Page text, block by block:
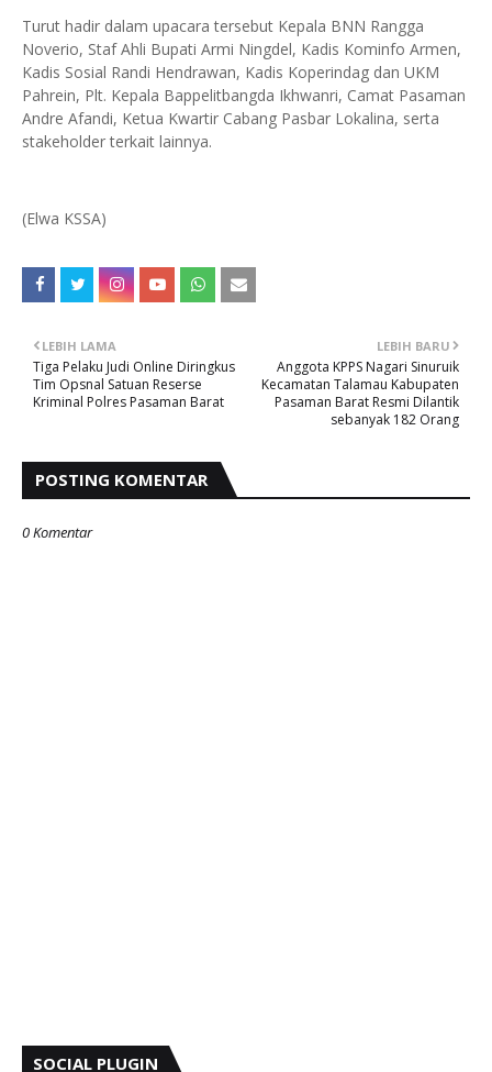
Turut hadir dalam upacara tersebut Kepala BNN Rangga
Noverio, Staf Ahli Bupati Armi Ningdel, Kadis Kominfo Armen,
Kadis Sosial Randi Hendrawan, Kadis Koperindag dan UKM
Pahrein, Plt. Kepala Bappelitbangda Ikhwanri, Camat Pasaman
Andre Afandi, Ketua Kwartir Cabang Pasbar Lokalina, serta
stakeholder terkait lainnya.
(Elwa KSSA)
LEBIH BARU
Anggota KPPS Nagari Sinuruik
Kecamatan Talamau Kabupaten
Pasaman Barat Resmi Dilantik
sebanyak 182 Orang
LEBIH LAMA
Tiga Pelaku Judi Online Diringkus
Tim Opsnal Satuan Reserse
Kriminal Polres Pasaman Barat
POSTING KOMENTAR
0 Komentar
SOCIAL PLUGIN